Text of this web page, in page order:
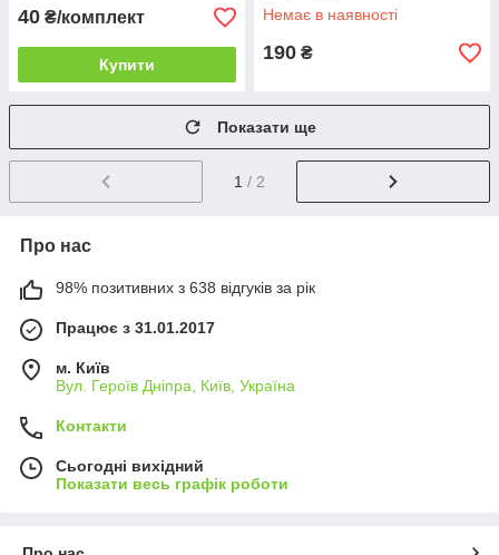
40 ₴/комплект
Купити
Немає в наявності
190 ₴
Показати ще
1 / 2
Про нас
98% позитивних з 638 відгуків за рік
Працює з 31.01.2017
м. Київ
Вул. Героїв Дніпра, Київ, Україна
Контакти
Сьогодні вихідний
Показати весь графік роботи